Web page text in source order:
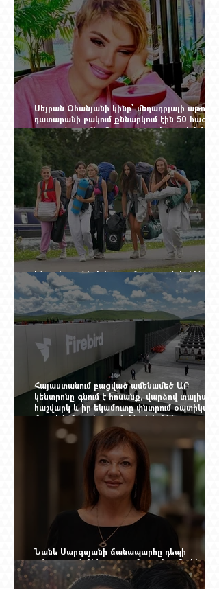
Սեյրան Օհանյանի կինը՝ մեղադրյալի աթոռին.
դատարանի բակում քննարկում էին 50 հազար
դոլարանոց «Հերմես» պայուսակը, դահլիճում՝
625 միլիոն 470 հազար դրամի երկու գործարք
Ինչու է ռուսների հոսքը Հայաստան կրկին
ակտիվացել
Հայաստանում բացված ամենամեծ ԱԲ
կենտրոնը գնում է հոսանք, վարձով տալիս
հաշվարկ և իր եկամուտը փնտրում
մալուխի մյուս ծայրում. ինչ է իրենից
ներկայացնում Firebird AI-ն
Նանե Սարգսյանի ճանապարհը դեպի
«Հայաստան-Սփյուռք» ամսագրի ամերիկյան
էջը